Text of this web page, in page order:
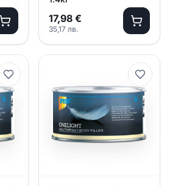
17,98 €
35,17 лв.